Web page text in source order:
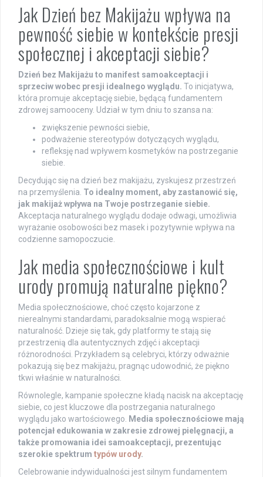
Jak Dzień bez Makijażu wpływa na
pewność siebie w kontekście presji
społecznej i akceptacji siebie?
Dzień bez Makijażu to manifest samoakceptacji i
sprzeciw wobec presji idealnego wyglądu. To inicjatywa,
która promuje akceptację siebie, będącą fundamentem
zdrowej samooceny. Udział w tym dniu to szansa na:
zwiększenie pewności siebie,
podważenie stereotypów dotyczących wyglądu,
refleksję nad wpływem kosmetyków na postrzeganie
siebie.
Decydując się na dzień bez makijażu, zyskujesz przestrzeń
na przemyślenia. To idealny moment, aby zastanowić się,
jak makijaż wpływa na Twoje postrzeganie siebie.
Akceptacja naturalnego wyglądu dodaje odwagi, umożliwia
wyrażanie osobowości bez masek i pozytywnie wpływa na
codzienne samopoczucie.
Jak media społecznościowe i kult
urody promują naturalne piękno?
Media społecznościowe, choć często kojarzone z
nierealnymi standardami, paradoksalnie mogą wspierać
naturalność. Dzieje się tak, gdy platformy te stają się
przestrzenią dla autentycznych zdjęć i akceptacji
różnorodności. Przykładem są celebryci, którzy odważnie
pokazują się bez makijażu, pragnąc udowodnić, że piękno
tkwi właśnie w naturalności.
Równolegle, kampanie społeczne kładą nacisk na akceptację
siebie, co jest kluczowe dla postrzegania naturalnego
wyglądu jako wartościowego.
Media społecznościowe mają
potencjał edukowania w zakresie zdrowej pielęgnacji, a
także promowania idei samoakceptacji, prezentując
szerokie spektrum typów urody.
Celebrowanie indywidualności jest silnym fundamentem